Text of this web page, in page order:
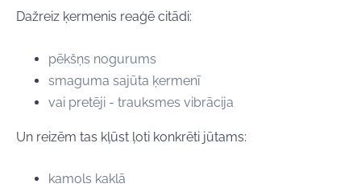
Dažreiz ķermenis reaģē citādi:
pēkšņs nogurums
smaguma sajūta ķermenī
vai pretēji - trauksmes vibrācija
Un reizēm tas kļūst ļoti konkrēti jūtams:
kamols kaklā